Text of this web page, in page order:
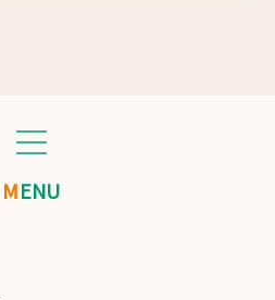
MENU